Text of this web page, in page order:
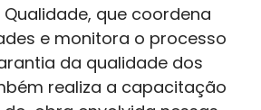
que coordena
e monitora o processo
da qualidade dos
realiza a capacitação